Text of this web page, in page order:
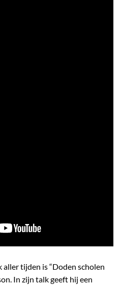
aller tijden is “Doden scholen
In zijn talk geeft hij een